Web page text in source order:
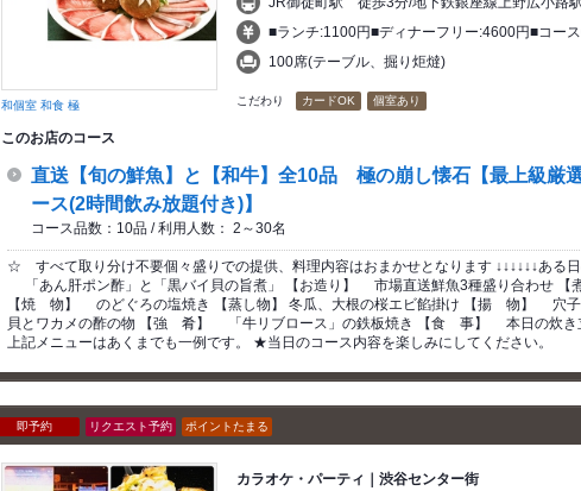
和個室 和食 極
■ランチ:1100円■ディナーフリー:4600円■コー
100席(テーブル、掘り炬燵)
こだわり カードOK 個室あり
このお店のコース
直送【旬の鮮魚】と【和牛】全10品 極の崩し懐石【最上級厳
ース(2時間飲み放題付き)】
コース品数：10品 / 利用人数： 2～30名
☆ すべて取り分け不要個々盛りでの提供、料理内容はおまかせとなります ↓↓↓↓↓↓ある
「あん肝ポン酢」と「黒バイ貝の旨煮」 【お造り】 市場直送鮮魚3種盛り合わせ
【焼 物】 のどぐろの塩焼き 【蒸し物】 冬瓜、大根の桜エビ餡掛け 【揚 物】 穴子
貝とワカメの酢の物 【強 肴】 「牛リブロース」の鉄板焼き 【食 事】 本日の炊
上記メニューはあくまでも一例です。 ★当日のコース内容を楽しみにしてください。
即予約 リクエスト予約 ポイントたまる
カラオケ・パーティ｜渋谷センター街